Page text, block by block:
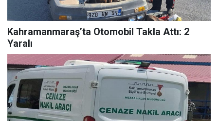
Kahramanmaraş’ta Otomobil Takla Attı: 2
Yaralı